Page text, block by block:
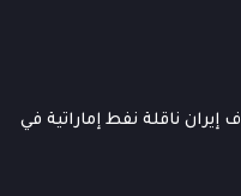
إيران ناقلة نفط إماراتية في